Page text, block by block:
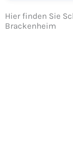
Hier finden Sie
Brackenheim